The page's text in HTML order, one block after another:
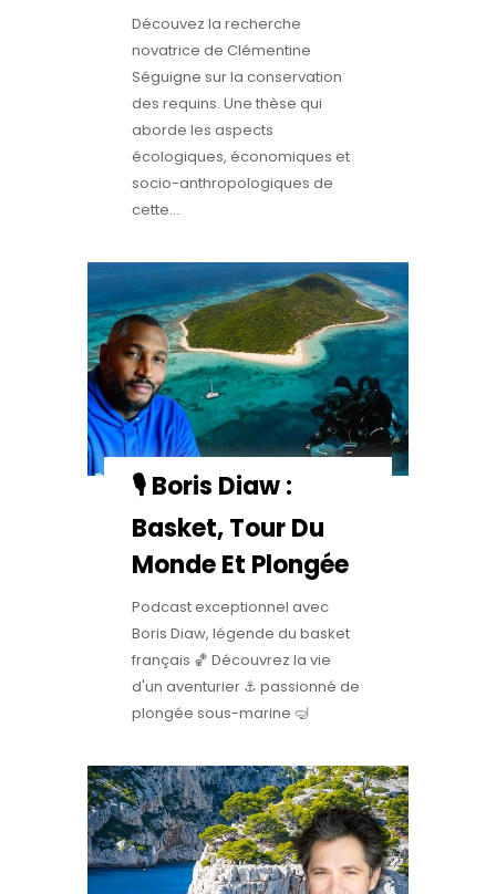
Découvez la recherche
novatrice de Clémentine
Séguigne sur la conservation
des requins. Une thèse qui
aborde les aspects
écologiques, économiques et
socio-anthropologiques de
cette...
🎙️ Boris Diaw :
Basket, Tour Du
Monde Et Plongée
Podcast exceptionnel avec
Boris Diaw, légende du basket
français 🏀 Découvrez la vie
d'un aventurier ⚓️ passionné de
plongée sous-marine 🤿